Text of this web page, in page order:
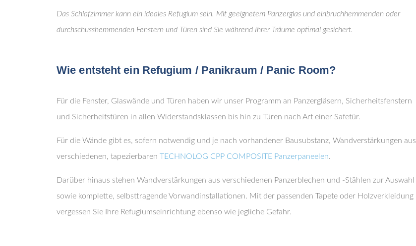
Das Schlafzimmer kann ein ideales Refugium sein. Mit geeignetem Panzerglas und einbruchhemmenden oder
durchschusshemmenden Fenstern und Türen sind Sie während Ihrer Träume optimal gesichert.
Wie entsteht ein Refugium / Panikraum / Panic Room?
Für die Fenster, Glaswände und Türen haben wir unser Programm an Panzergläsern, Sicherheitsfenstern
und Sicherheitstüren in allen Widerstandsklassen bis hin zu Türen nach Art einer Safetür.
Für die Wände gibt es, sofern notwendig und je nach vorhandener Bausubstanz, Wandverstärkungen aus
verschiedenen, tapezierbaren TECHNOLOG CPP COMPOSITE Panzerpaneelen.
Darüber hinaus stehen Wandverstärkungen aus verschiedenen Panzerblechen und -Stählen zur Auswahl
sowie komplette, selbsttragende Vorwandinstallationen. Mit der passenden Tapete oder Holzverkleidung
vergessen Sie Ihre Refugiumseinrichtung ebenso wie jegliche Gefahr.